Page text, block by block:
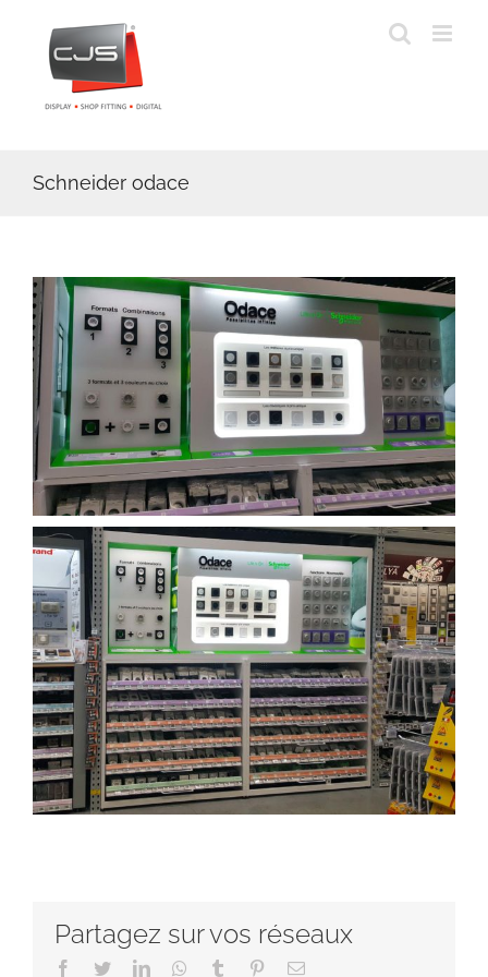
content
Schneider odace
Partagez sur vos réseaux
Facebook
TwitterLinkedInWhatsapp
Tumblr PinterestEmail